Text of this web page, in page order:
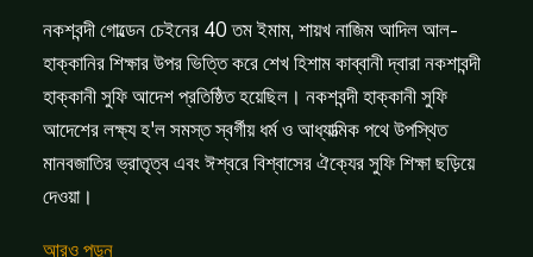
নকশবন্দী গোল্ডেন চেইনের 40 তম ইমাম, শায়খ নাজিম আদিল আল-
হাক্কানির শিক্ষার উপর ভিত্তি করে শেখ হিশাম কাব্বানী দ্বারা নকশাবন্দী
হাক্কানী সুফি আদেশ প্রতিষ্ঠিত হয়েছিল। নকশবন্দী হাক্কানী সুফি
আদেশের লক্ষ্য হ'ল সমস্ত স্বর্গীয় ধর্ম ও আধ্যাত্মিক পথে উপস্থিত
মানবজাতির ভ্রাতৃত্ব এবং ঈশ্বরে বিশ্বাসের ঐক্যের সুফি শিক্ষা ছড়িয়ে
দেওয়া।
আরও পড়ুন